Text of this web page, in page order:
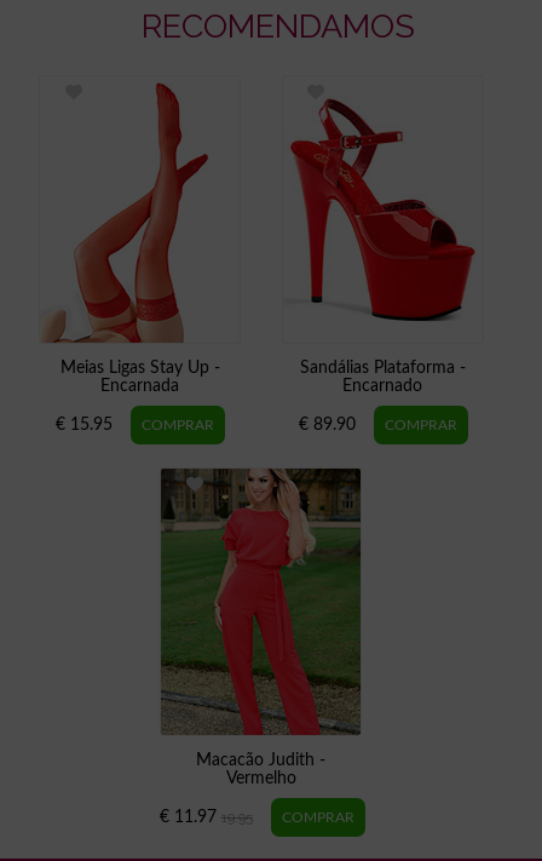
RECOMENDAMOS
Meias Ligas Stay Up -
Encarnada
€ 15.95
Sandálias Plataforma -
Encarnado
€ 89.90
Macacão Judith -
Vermelho
€ 11.97 19.95